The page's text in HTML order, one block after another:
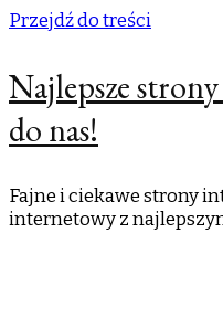
Przejdź do treści
Najlepsze
do nas!
Fajne i ciekawe strony
internetowy z